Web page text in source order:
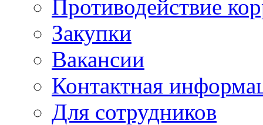
Противодействие
Закупки
Вакансии
Контактная
Для сотрудников